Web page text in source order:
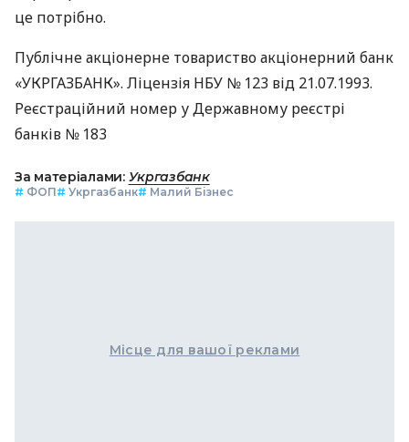
це потрібно.
Публічне акціонерне товариство акціонерний банк
«УКРГАЗБАНК». Ліцензія НБУ № 123 від 21.07.1993.
Реєстраційний номер у Державному реєстрі
банків № 183
За матеріалами: Укргазбанк
# ФОП# Укргазбанк# Малий Бізнес
Місце для вашої реклами